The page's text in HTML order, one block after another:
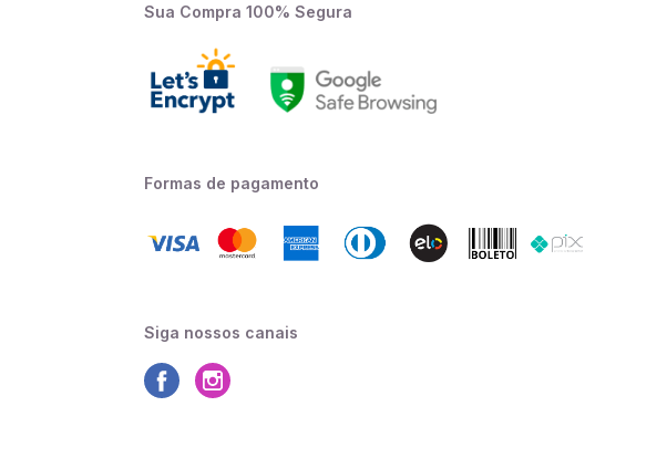
Sua Compra 100% Segura
Formas de pagamento
Siga nossos canais